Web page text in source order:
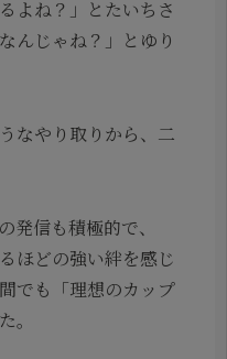
よね？」とたいちさ
んじゃね？」とゆり
なやり取りから、二
発信も積極的で、
ほどの強い絆を感じ
でも「理想のカップ
。